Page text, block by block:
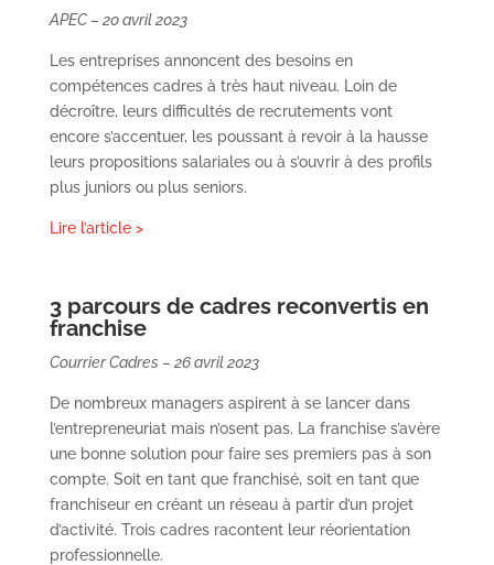
APEC – 20 avril 2023
Les entreprises annoncent des besoins en
compétences cadres à très haut niveau. Loin de
décroître, leurs difficultés de recrutements vont
encore s’accentuer, les poussant à revoir à la hausse
leurs propositions salariales ou à s’ouvrir à des profils
plus juniors ou plus seniors.
Lire l’article >
3 parcours de cadres reconvertis en
franchise
Courrier Cadres – 26 avril 2023
De nombreux managers aspirent à se lancer dans
l’entrepreneuriat mais n’osent pas. La franchise s’avère
une bonne solution pour faire ses premiers pas à son
compte. Soit en tant que franchisé, soit en tant que
franchiseur en créant un réseau à partir d’un projet
d’activité. Trois cadres racontent leur réorientation
professionnelle.